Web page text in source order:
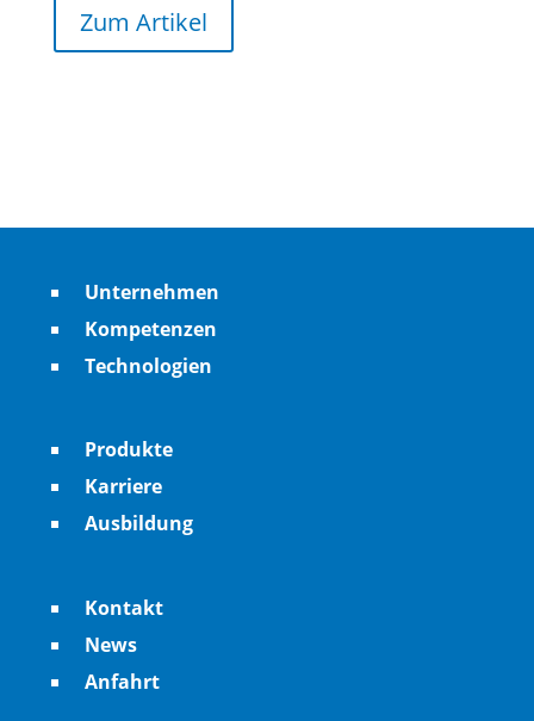
Zum Artikel
Unternehmen
Kompetenzen
Technologien
Produkte
Karriere
Ausbildung
Kontakt
News
Anfahrt